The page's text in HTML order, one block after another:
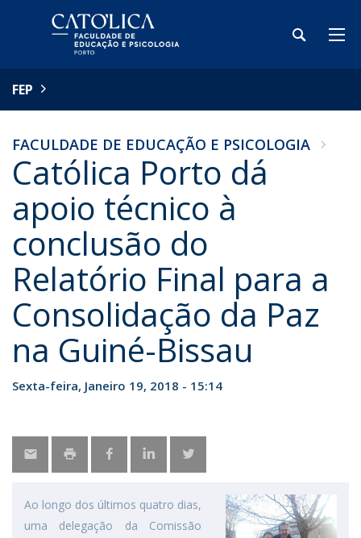
FEP
FACULDADE DE EDUCAÇÃO E PSICOLOGIA
Católica Porto dá
apoio técnico à
conclusão do
Relatório Final para a
Consolidação da Paz
na Guiné-Bissau
Sexta-feira, Janeiro 19, 2018 - 15:14
Ao longo dos últimos quatro dias,
uma delegação da Comissão